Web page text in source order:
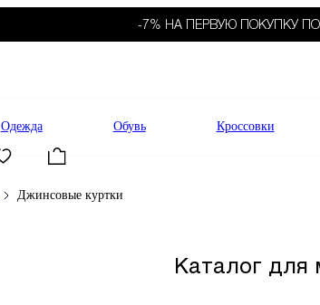
-7% НА ПЕРВУЮ ПОКУПКУ
Одежда Обувь Кроссовки
Джинсовые куртки
Каталог для